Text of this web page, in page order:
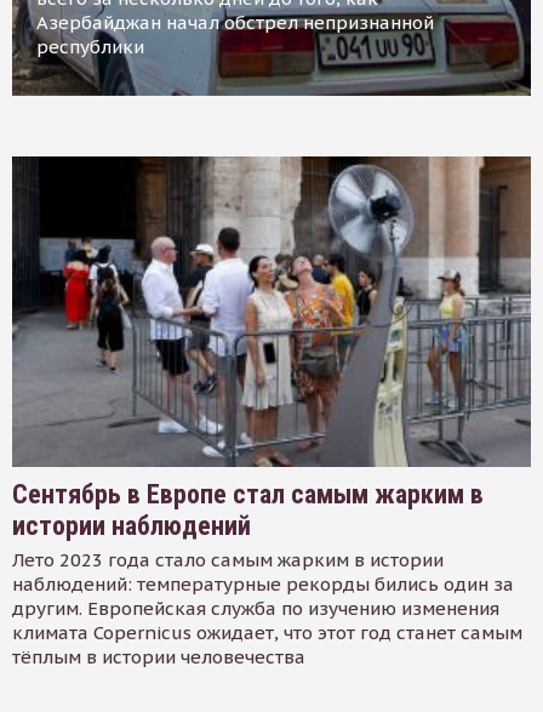
Азербайджан начал обстрел непризнанной
республики
Сентябрь в Европе стал самым жарким в
истории наблюдений
Лето 2023 года стало самым жарким в истории
наблюдений: температурные рекорды бились один за
другим. Европейская служба по изучению изменения
климата Copernicus ожидает, что этот год станет самым
тёплым в истории человечества